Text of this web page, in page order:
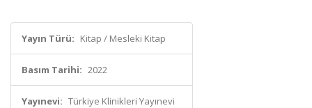
Yayın Türü: Kitap / Mesleki Kitap
Basım Tarihi: 2022
Yayınevi: Türkiye Klinikleri Yayınevi